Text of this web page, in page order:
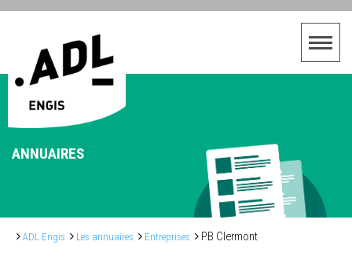
ANNUAIRES
ADL Engis Les annuaires Entreprises PB Clermont